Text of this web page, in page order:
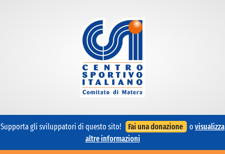
Supporta gli sviluppatori di questo sito! Fai una donazione o visualizza
altre informazioni